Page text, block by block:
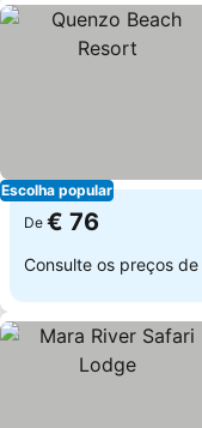
Escolha popular
De € 76
Consulte os preços de